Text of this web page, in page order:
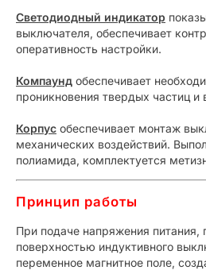
Светодиодный индикатор
выключателя, обеспечивает
оперативность настройки.
Компаунд обеспечивает
проникновения твердых частиц и
Корпус обеспечивает монтаж
механических воздействий.
полиамида, комплектуется
Принцип работы
При подаче напряжения питания,
поверхностью индуктивного
переменное магнитное поле,